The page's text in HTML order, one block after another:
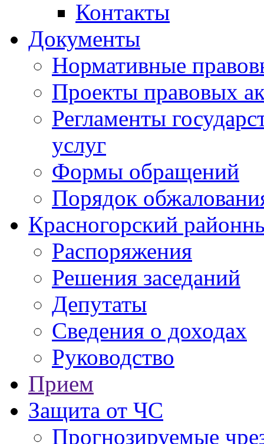
Контакты
Документы
Нормативные
Проекты правовых
Регламенты
услуг
Формы обращений
Порядок
Красногорский
Распоряжения
Решения заседаний
Депутаты
Сведения о доходах
Руководство
Прием
Защита от ЧС
Прогнозируемые